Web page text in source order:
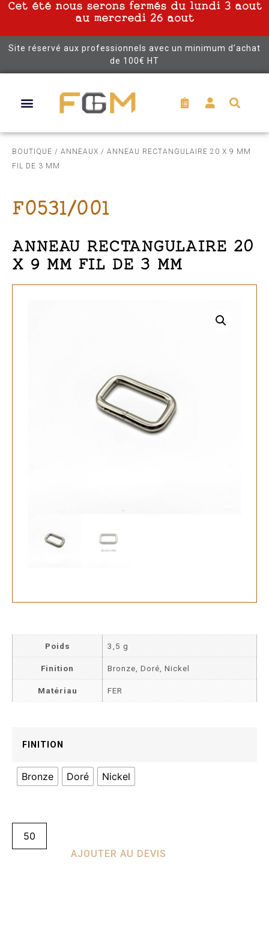
Cet été nous serons fermés du lundi 3 aout
au mercredi 26 aout
Site réservé aux professionnels avec un minimum d’achat
de 100€ HT
BOUTIQUE / ANNEAUX / ANNEAU RECTANGULAIRE 20 X 9 MM
FIL DE 3 MM
F0531/001
ANNEAU RECTANGULAIRE 20
X 9 MM FIL DE 3 MM
Poids 3,5 g
Finition Bronze, Doré, Nickel
Matériau FER
FINITION
Bronze Doré Nickel
AJOUTER AU DEVIS